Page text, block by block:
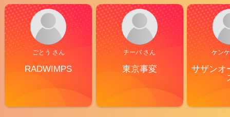
ごとう さん
RADWIMPS
チーバ さん
東京事変
ケン
サザンオ